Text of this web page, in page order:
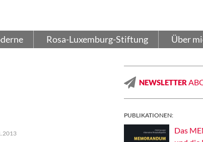
Rosa-Luxemburg-Stiftung Über
NEWSLETTER
PUBLIKATIONEN:
Das